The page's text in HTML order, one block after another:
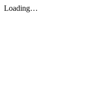
Loading…